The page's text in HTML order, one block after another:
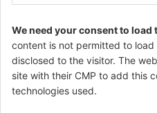
We need your consent to load
content is not permitted to
disclosed to the visitor. The
site with their CMP to add this
technologies used.